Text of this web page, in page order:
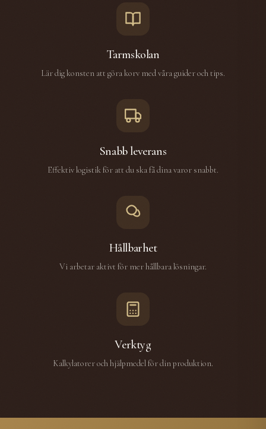
Tarmskolan
Lär dig konsten att göra korv med våra guider och tips.
Snabb leverans
Effektiv logistik för att du ska få dina varor snabbt.
Hållbarhet
Vi arbetar aktivt för mer hållbara lösningar.
Verktyg
Kalkylatorer och hjälpmedel för din produktion.